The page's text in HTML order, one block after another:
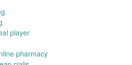
player
pharmacy